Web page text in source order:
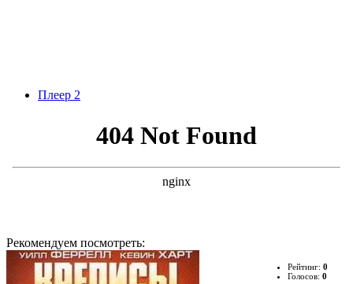
Плеер 2
Рекомендуем посмотреть:
Рейтинг: 0
Голосов: 0